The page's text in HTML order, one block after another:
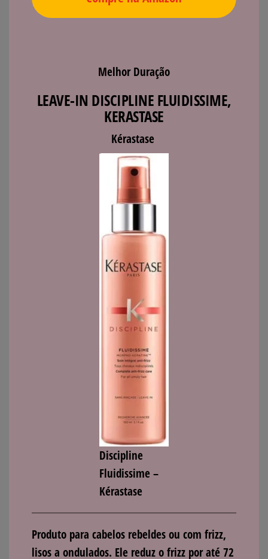
Melhor Duração
LEAVE-IN DISCIPLINE FLUIDISSIME,
KERASTASE
Kérastase
Discipline
Fluidissime –
Kérastase
Produto para cabelos rebeldes ou com frizz,
lisos a ondulados. Ele reduz o frizz por até 72